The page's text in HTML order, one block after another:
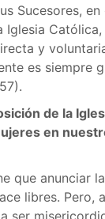
Sucesores,
Iglesia
y
es siempre
de la
en
que anunciar
libres. Pero,
ser